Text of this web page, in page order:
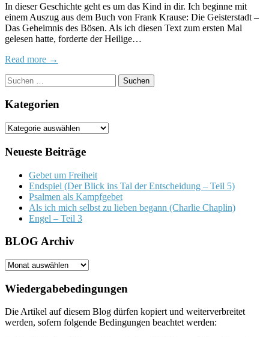
In dieser Geschichte geht es um das Kind in dir. Ich beginne mit
einem Auszug aus dem Buch von Frank Krause: Die Geisterstadt –
Das Geheimnis des Bösen. Als ich diesen Text zum ersten Mal
gelesen hatte, forderte der Heilige…
Read more →
Suchen
nach:
Kategorien
Kategorien
Neueste Beiträge
Gebet um Freiheit
Endspiel (Der Blick ins Tal der Entscheidung – Teil 5)
Psalmen als Kampfgebet
Als ich mich selbst zu lieben begann (Charlie Chaplin)
Engel – Teil 3
BLOG Archiv
BLOG
Wiedergabebedingungen
Die Artikel auf diesem Blog dürfen kopiert und weiterverbreitet
werden, sofern folgende Bedingungen beachtet werden: